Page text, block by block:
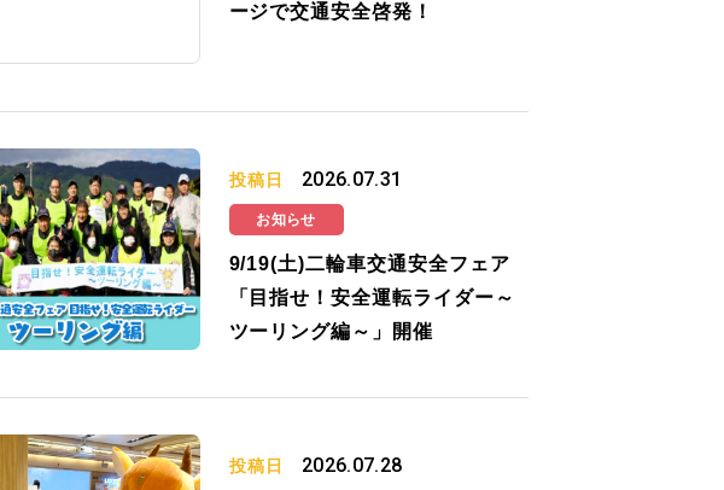
ージで交通安全啓発！
投稿日 2026.07.31
お知らせ
9/19(土)二輪車交通安全フェア
「目指せ！安全運転ライダー～
ツーリング編～」開催
投稿日 2026.07.28